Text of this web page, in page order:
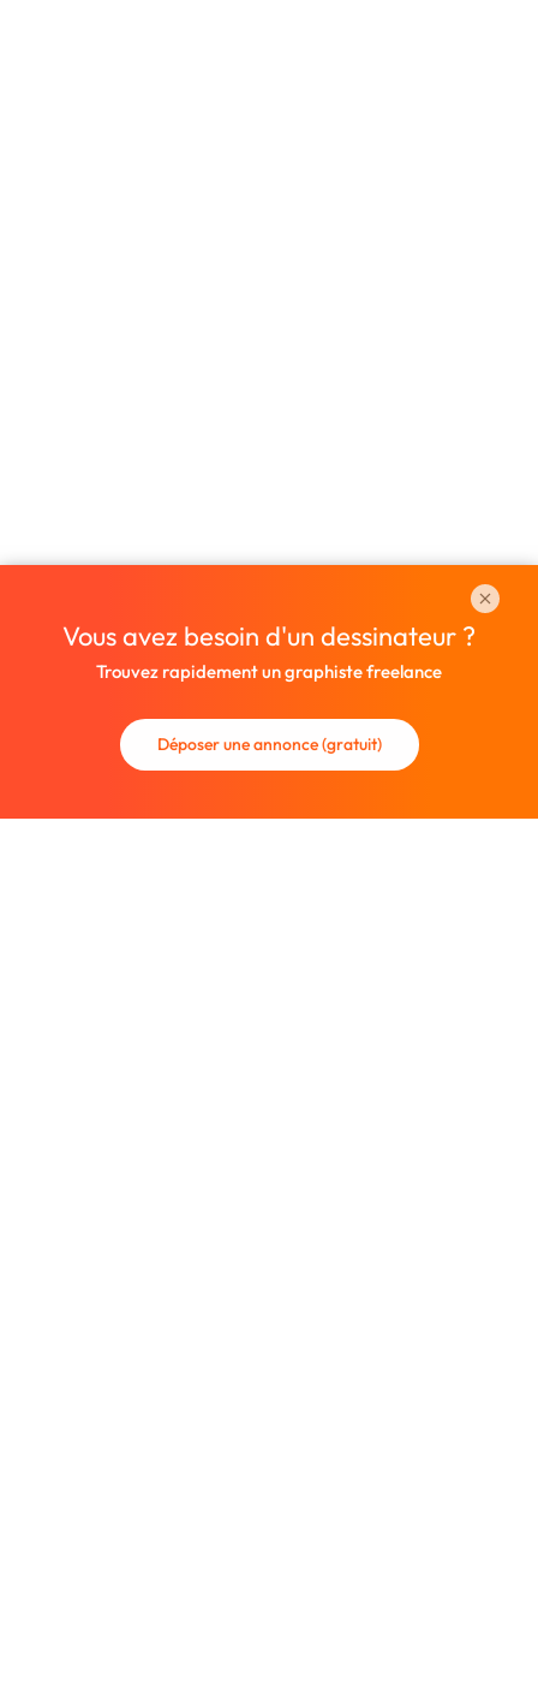
Vous avez besoin d'un dessinateur ?
Trouvez rapidement un graphiste freelance
Déposer une annonce (gratuit)